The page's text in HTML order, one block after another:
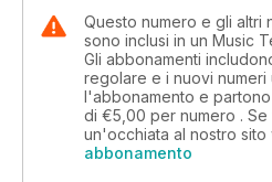
Questo numero e gli altri
sono inclusi in un Music
Gli abbonamenti
regolare e i nuovi numeri
l'abbonamento e
di €5,00 per numero .
un'occhiata al nostro sito
abbonamento